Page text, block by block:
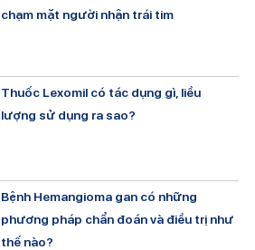
chạm mặt người nhận trái tim
Thuốc Lexomil có tác dụng gì, liều
lượng sử dụng ra sao?
Bệnh Hemangioma gan có những
phương pháp chẩn đoán và điều trị như
thế nào?